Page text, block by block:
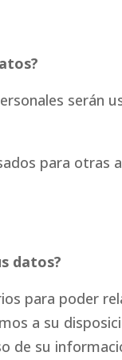
serán
para otras
datos?
para poder
a su
de su